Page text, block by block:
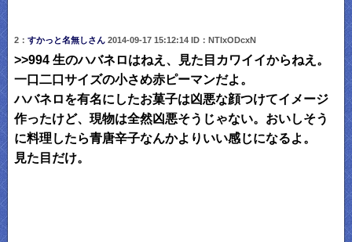
2： すかっと名無しさん 2014-09-17 15:12:14 ID：NTIxODcxN
>>994 生のハバネロはねえ、見た目カワイイからねえ。
一口二口サイズの小さめ赤ピーマンだよ。
ハバネロを有名にしたお菓子は凶悪な顔つけてイメージ
作ったけど、現物は全然凶悪そうじゃない。おいしそう
に料理したら青唐辛子なんかよりいい感じになるよ。
見た目だけ。